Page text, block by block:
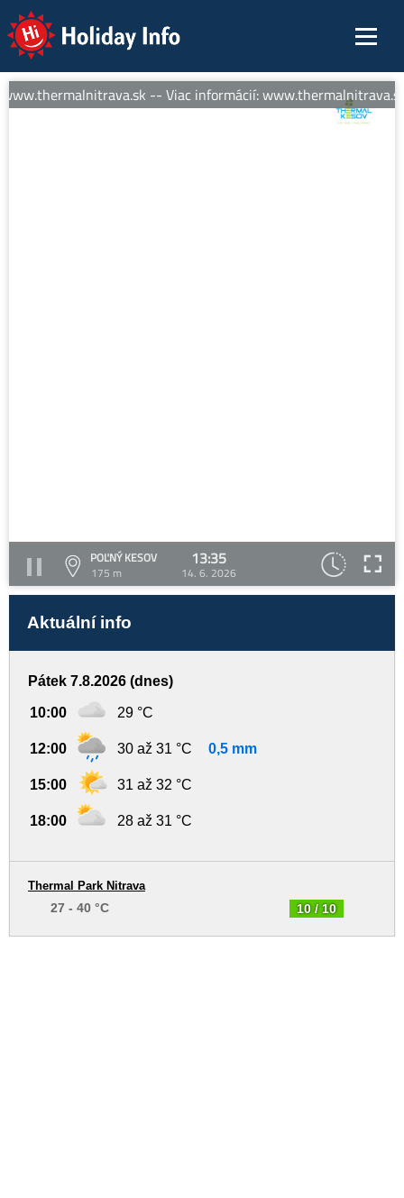
Holiday Info
-- Viac informácií: www.thermalnitrava.sk
POĽNÝ KESOV
175 m
13:35
14. 6. 2026
Aktuální info
Pátek 7.8.2026 (dnes)
10:00 29 °C
12:00 30 až 31 °C 0,5 mm
15:00 31 až 32 °C
18:00 28 až 31 °C
10 / 10
Thermal Park Nitrava
27 - 40 °C